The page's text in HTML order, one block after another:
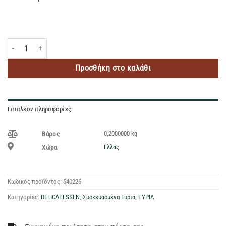
WYKE FARMS CHEDDAR MATURE CARAMELISED ONION 200GR ποσότητα
Προσθήκη στο καλάθι
Επιπλέον πληροφορίες
Βάρος
0,2000000 kg
Χώρα
Ελλάς
Κωδικός προϊόντος: 540226
Κατηγορίες: DELICATESSEN Συσκευασμένα Τυριά ΤΥΡΙΑ